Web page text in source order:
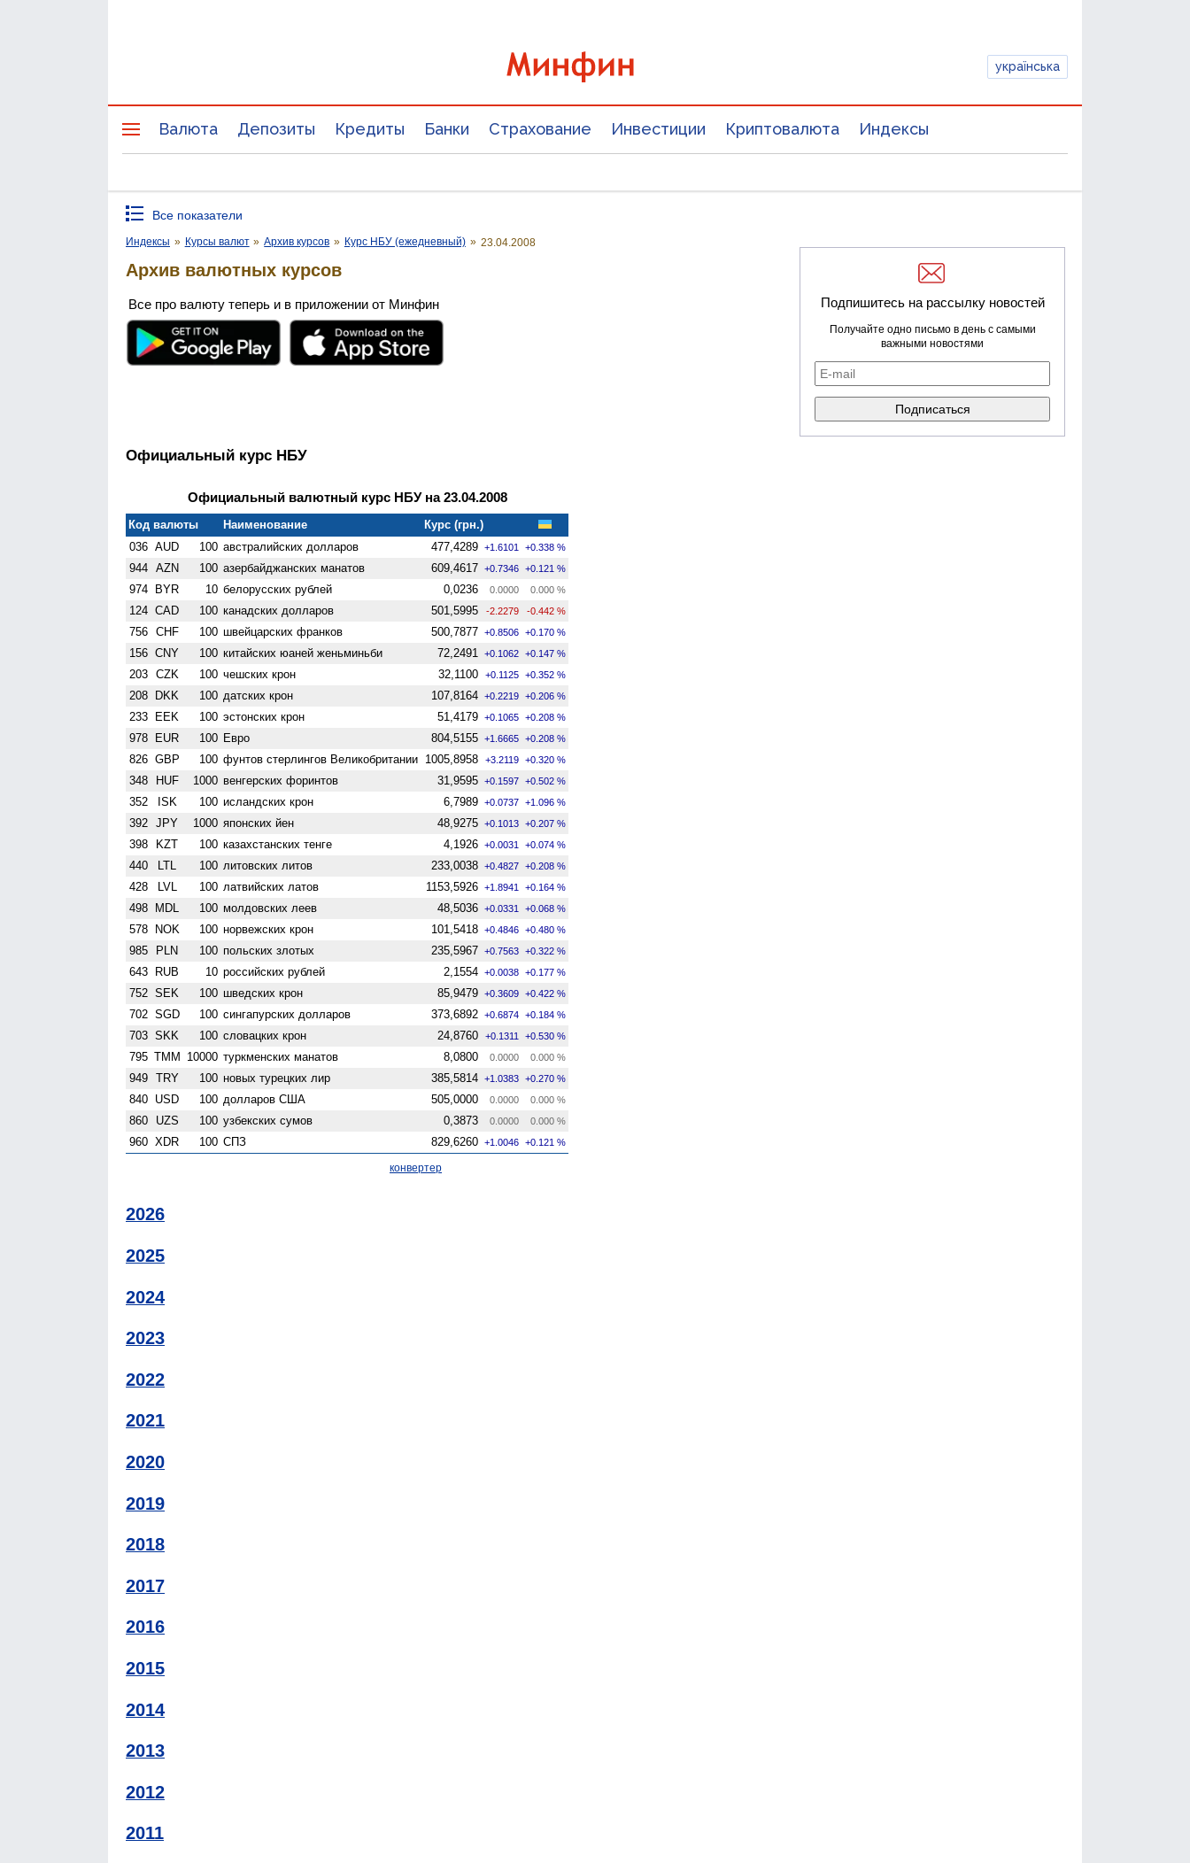
українська
Валюта Депозиты Кредиты Банки Страхование Инвестиции Криптовалюта Индексы
Все показатели
Индексы » Курсы валют » Архив курсов » Курс НБУ (ежедневный) » 23.04.2008
Архив валютных курсов
Все про валюту теперь и в приложении от Минфин
Официальный курс НБУ
Официальный валютный курс НБУ на 23.04.2008
Код валюты Наименование
Курс (грн.)
036 AUD 100 австралийских долларов 477,4289 +1.6101 +0.338 %
944 AZN 100 азербайджанских манатов 609,4617 +0.7346 +0.121 %
974 BYR 10 белорусских рублей 0,0236 0.0000 0.000 %
124 CAD 100 канадских долларов 501,5995 -2.2279 -0.442 %
756 CHF 100 швейцарских франков 500,7877 +0.8506 +0.170 %
156 CNY 100 китайских юаней женьминьби 72,2491 +0.1062 +0.147 %
203 CZK 100 чешских крон 32,1100 +0.1125 +0.352 %
208 DKK 100 датских крон 107,8164 +0.2219 +0.206 %
233 EEK 100 эстонских крон 51,4179 +0.1065 +0.208 %
978 EUR 100 Евро 804,5155 +1.6665 +0.208 %
826 GBP 100 фунтов стерлингов Велико­британии 1005,8958 +3.2119 +0.320 %
348 HUF 1000 венгерских форинтов 31,9595 +0.1597 +0.502 %
352 ISK 100 исландских крон 6,7989 +0.0737 +1.096 %
392 JPY 1000 японских йен 48,9275 +0.1013 +0.207 %
398 KZT 100 казахстанских тенге 4,1926 +0.0031 +0.074 %
440 LTL 100 литовских литов 233,0038 +0.4827 +0.208 %
428 LVL 100 латвийских латов 1153,5926 +1.8941 +0.164 %
498 MDL 100 молдовских леев 48,5036 +0.0331 +0.068 %
578 NOK 100 норвежских крон 101,5418 +0.4846 +0.480 %
985 PLN 100 польских злотых 235,5967 +0.7563 +0.322 %
643 RUB 10 российских рублей 2,1554 +0.0038 +0.177 %
752 SEK 100 шведских крон 85,9479 +0.3609 +0.422 %
702 SGD 100 сингапурских долларов 373,6892 +0.6874 +0.184 %
703 SKK 100 словацких крон 24,8760 +0.1311 +0.530 %
795 TMM 10000 туркменских манатов 8,0800 0.0000 0.000 %
949 TRY 100 новых турецких лир 385,5814 +1.0383 +0.270 %
840 USD 100 долларов США 505,0000 0.0000 0.000 %
860 UZS 100 узбекских сумов 0,3873 0.0000 0.000 %
960 XDR 100 СПЗ 829,6260 +1.0046 +0.121 %
конвертер
2026
2025
2024
2023
2022
2021
2020
2019
2018
2017
2016
2015
2014
2013
2012
2011
Подпишитесь на рассылку новостей
Получайте одно письмо в день с самыми
важными новостями